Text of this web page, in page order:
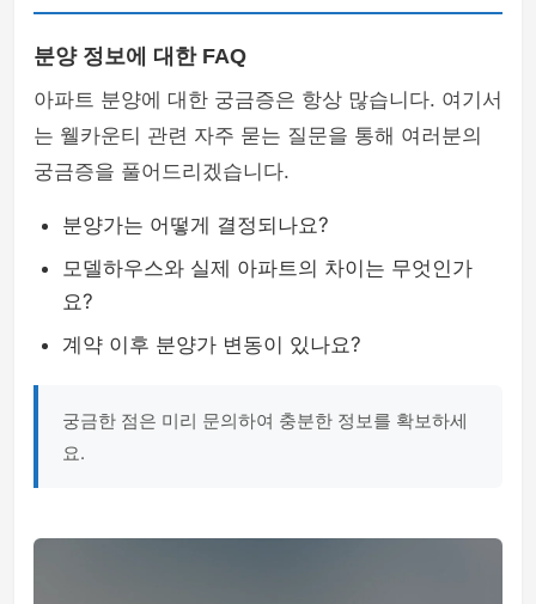
분양 정보에 대한 FAQ
아파트 분양에 대한 궁금증은 항상 많습니다. 여기서
는 웰카운티 관련 자주 묻는 질문을 통해 여러분의
궁금증을 풀어드리겠습니다.
분양가는 어떻게 결정되나요?
모델하우스와 실제 아파트의 차이는 무엇인가
요?
계약 이후 분양가 변동이 있나요?
궁금한 점은 미리 문의하여 충분한 정보를 확보하세
요.